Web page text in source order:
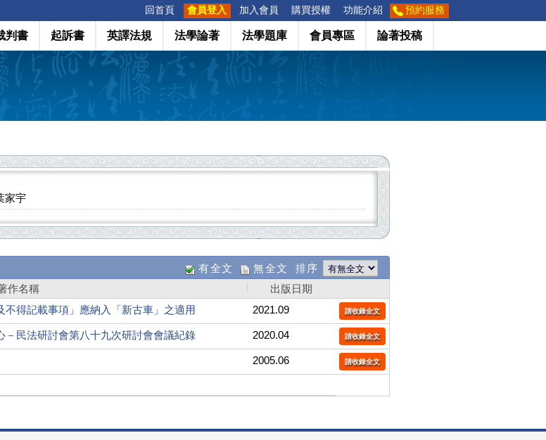
回首頁 會員登入 加入會員 購買授權 功能介紹 預約服務
判書 起訴書 英譯法規 法學論著 法學題庫 會員專區 論著投稿
家宇
有全文 無全文 排序
作名稱
出版日期
得記載事項」應納入「新古車」之適用 2021.09 請收錄全文
民法研討會第八十九次研討會會議紀錄 2020.04 請收錄全文
2005.06 請收錄全文